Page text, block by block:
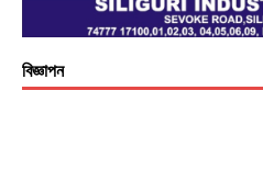
বিজ্ঞাপন